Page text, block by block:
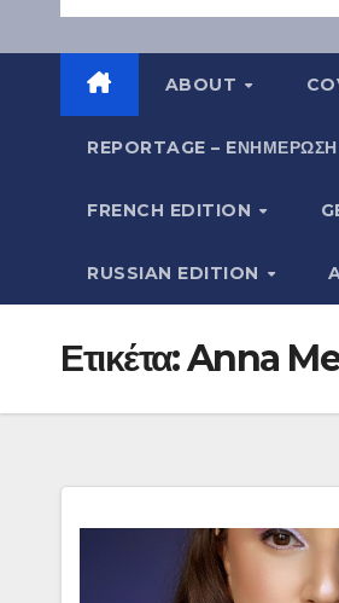
ABOUT
REPORTAGE – EΝΗΜΈΡΩΣΗ
FRENCH EDITION
RUSSIAN EDITION
Ετικέτα:Anna